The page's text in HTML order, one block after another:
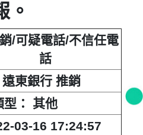
。
/可疑電話/不信任電
話
東銀行 推銷
型： 其他
03-16 17:24:57